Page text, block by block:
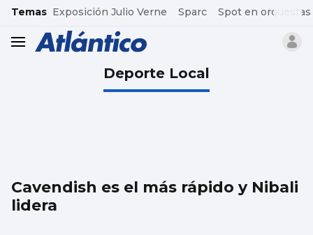
common.go-to-content
Temas Exposición Julio Verne Sparc Spot en orquestas
header.menu.open
Deporte Local
Cavendish es el más rápido y Nibali
lidera